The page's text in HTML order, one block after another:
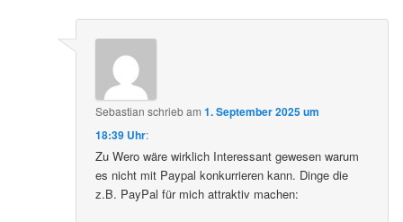
Sebastian schriebam1. September 2025 um
18:39 Uhr:
Zu Wero wäre wirklich Interessant gewesen warum
es nicht mit Paypal konkurrieren kann. Dinge die
z.B. PayPal für mich attraktiv machen: